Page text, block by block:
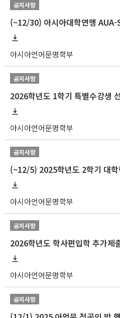
공지사항
아시아언어문명학부
공지사항
2026학년도 1학기 특별수강생
아시아언어문명학부
공지사항
아시아언어문명학부
공지사항
2026학년도 학사편입학 추가
아시아언어문명학부
공지사항